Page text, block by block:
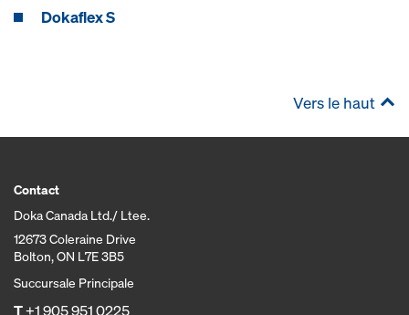
Dokaflex S
Vers le haut
Contact
Doka Canada Ltd./ Ltee.
12673 Coleraine Drive
Bolton, ON L7E 3B5
Succursale Principale
T+1 905 951 0225